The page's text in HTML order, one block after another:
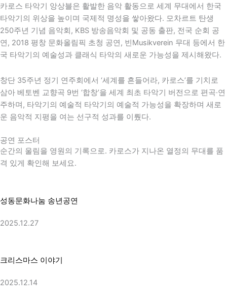
카로스 타악기 앙상블은 활발한 음악 활동으로 세계 무대에서 한국
타악기의 위상을 높이며 국제적 명성을 쌓아왔다. 모차르트 탄생
250주년 기념 음악회, KBS 방송음악회 및 공동 출판, 전국 순회 공
연, 2018 평창 문화올림픽 초청 공연, 빈Musikverein 무대 등에서 한
국 타악기의 예술성과 클래식 타악의 새로운 가능성을 제시해왔다.
창단 35주년 정기 연주회에서 ‘세계를 흔들어라, 카로스’를 기치로
삼아 베토벤 교향곡 9번 ‘합창’을 세계 최초 타악기 버전으로 편곡·연
주하며, 타악기의 예술적 타악기의 예술적 가능성을 확장하며 새로
운 음악적 지평을 여는 선구적 성과를 이뤘다.
공연 포스터
순간의 울림을 영원의 기록으로. 카로스가 지나온 열정의 무대를 품
격 있게 확인해 보세요.
성동문화나눔 송년공연
2025.12.27
크리스마스 이야기
2025.12.14